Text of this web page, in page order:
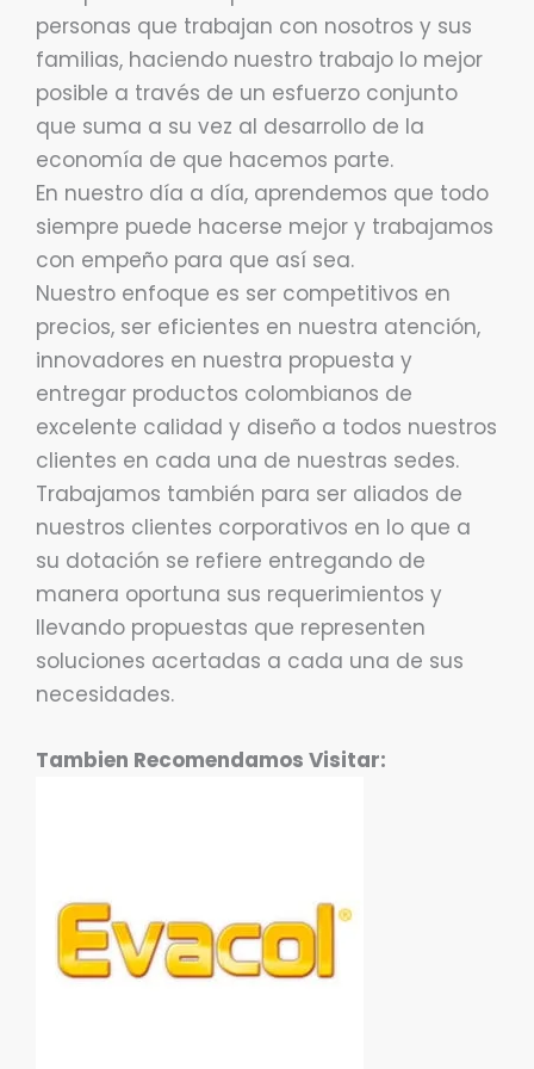
personas que trabajan con nosotros y sus
familias, haciendo nuestro trabajo lo mejor
posible a través de un esfuerzo conjunto
que suma a su vez al desarrollo de la
economía de que hacemos parte.
En nuestro día a día, aprendemos que todo
siempre puede hacerse mejor y trabajamos
con empeño para que así sea.
Nuestro enfoque es ser competitivos en
precios, ser eficientes en nuestra atención,
innovadores en nuestra propuesta y
entregar productos colombianos de
excelente calidad y diseño a todos nuestros
clientes en cada una de nuestras sedes.
Trabajamos también para ser aliados de
nuestros clientes corporativos en lo que a
su dotación se refiere entregando de
manera oportuna sus requerimientos y
llevando propuestas que representen
soluciones acertadas a cada una de sus
necesidades.
Tambien Recomendamos Visitar: